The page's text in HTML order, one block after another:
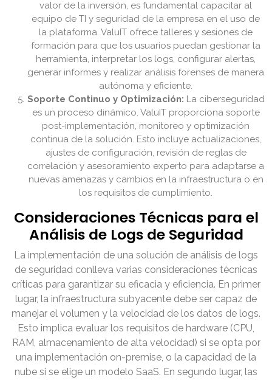
valor de la inversión, es fundamental capacitar al
equipo de TI y seguridad de la empresa en el uso de
la plataforma. ValuIT ofrece talleres y sesiones de
formación para que los usuarios puedan gestionar la
herramienta, interpretar los logs, configurar alertas,
generar informes y realizar análisis forenses de manera
autónoma y eficiente.
Soporte Continuo y Optimización: La ciberseguridad
es un proceso dinámico. ValuIT proporciona soporte
post-implementación, monitoreo y optimización
continua de la solución. Esto incluye actualizaciones,
ajustes de configuración, revisión de reglas de
correlación y asesoramiento experto para adaptarse a
nuevas amenazas y cambios en la infraestructura o en
los requisitos de cumplimiento.
Consideraciones Técnicas para el
Análisis de Logs de Seguridad
La implementación de una solución de análisis de logs
de seguridad conlleva varias consideraciones técnicas
críticas para garantizar su eficacia y eficiencia. En primer
lugar, la infraestructura subyacente debe ser capaz de
manejar el volumen y la velocidad de los datos de logs.
Esto implica evaluar los requisitos de hardware (CPU,
RAM, almacenamiento de alta velocidad) si se opta por
una implementación on-premise, o la capacidad de la
nube si se elige un modelo SaaS. En segundo lugar, las